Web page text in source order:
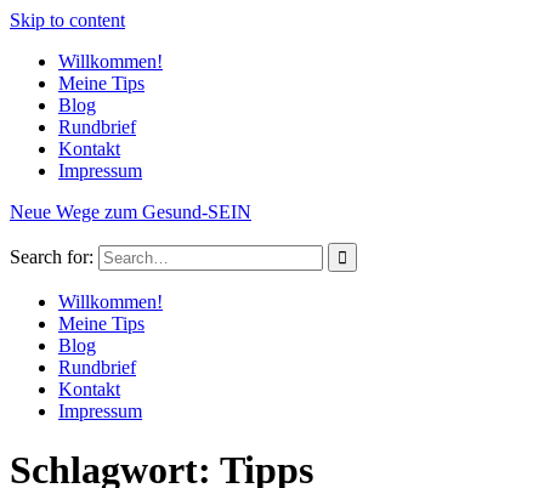
Skip to content
Willkommen!
Meine Tips
Blog
Rundbrief
Kontakt
Impressum
Neue Wege zum Gesund-SEIN
Search for:
Willkommen!
Meine Tips
Blog
Rundbrief
Kontakt
Impressum
Schlagwort: Tipps